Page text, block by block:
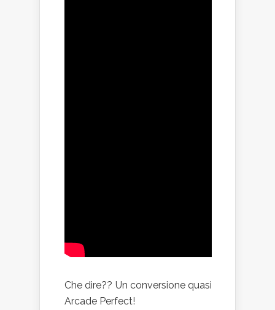
Che dire?? Un conversione quasi
Arcade Perfect!